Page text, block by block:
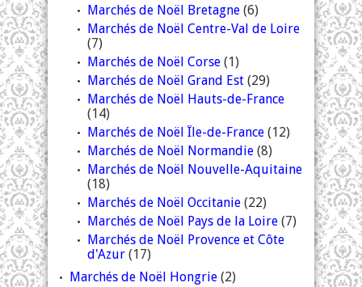
Marchés de Noël Bretagne (6)
Marchés de Noël Centre-Val de Loire
(7)
Marchés de Noël Corse (1)
Marchés de Noël Grand Est (29)
Marchés de Noël Hauts-de-France
(14)
Marchés de Noël Île-de-France (12)
Marchés de Noël Normandie (8)
Marchés de Noël Nouvelle-Aquitaine
(18)
Marchés de Noël Occitanie (22)
Marchés de Noël Pays de la Loire (7)
Marchés de Noël Provence et Côte
d'Azur (17)
Marchés de Noël Hongrie (2)